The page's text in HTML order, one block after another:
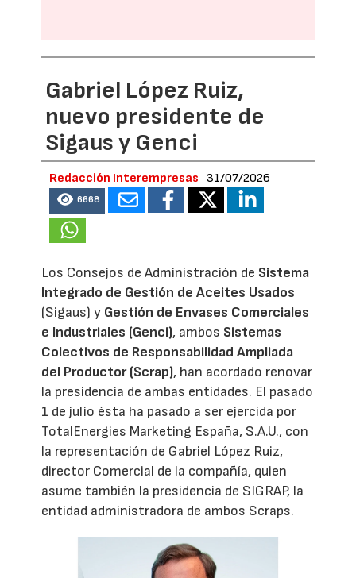
Gabriel López Ruiz,
nuevo presidente de
Sigaus y Genci
Redacción Interempresas 31/07/2026
6668
Los Consejos de Administración de Sistema
Integrado de Gestión de Aceites Usados
(Sigaus) y Gestión de Envases Comerciales
e Industriales (Genci), ambos Sistemas
Colectivos de Responsabilidad Ampliada
del Productor (Scrap), han acordado renovar
la presidencia de ambas entidades. El pasado
1 de julio ésta ha pasado a ser ejercida por
TotalEnergies Marketing España, S.A.U., con
la representación de Gabriel López Ruiz,
director Comercial de la compañía, quien
asume también la presidencia de SIGRAP, la
entidad administradora de ambos Scraps.